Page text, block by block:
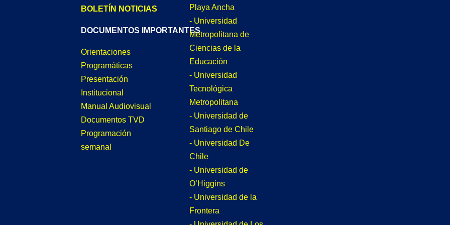
BOLETÍN NOTICIAS
DOCUMENTOS IMPORTANTES
Orientaciones
Programáticas
Presentación
Institucional
Manual Audiovisual
Documentos TVD
Programación
semanal
Playa Ancha
- Universidad
Metropolitana de
Ciencias de la
Educación
- Universidad
Tecnológica
Metropolitana
- Universidad de
Santiago de Chile
- Universidad De
Chile
- Universidad de
O’Higgins
- Universidad de la
Frontera